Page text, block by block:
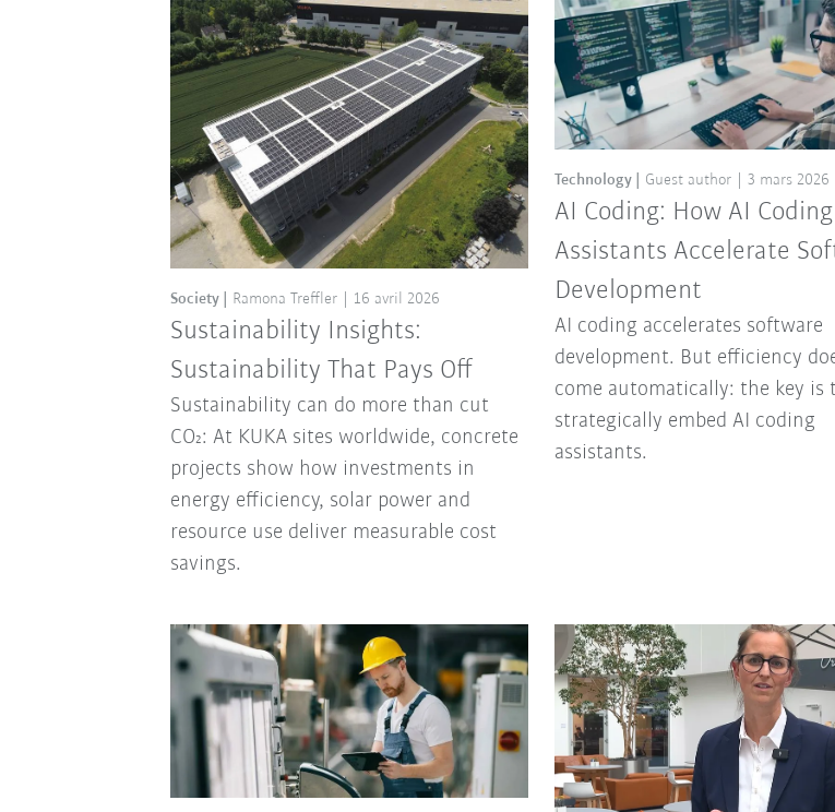
Sustainability Insights:
Sustainability That Pays Off
Society Ramona Treffler 16 avril 2026
Sustainability can do more than cut
CO₂: At KUKA sites worldwide, concrete
projects show how investments in
energy efficiency, solar power and
resource use deliver measurable cost
savings.
AI Coding: How AI Coding
Assistants Accelerate
Development
Technology Guest author 3 mars 2026
AI coding accelerates software
development. But efficiency
come automatically: the key is
strategically embed AI coding
assistants.